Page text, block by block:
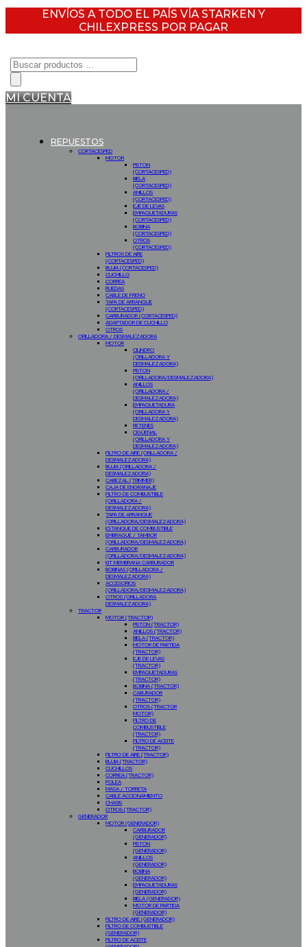
ENVÍOS A TODO EL PAÍS VÍA STARKEN Y
CHILEXPRESS POR PAGAR
Búsqueda
de
productos
MI CUENTA
REPUESTOS
CORTACESPED
MOTOR
PISTON
(CORTACESPED)
BIELA
(CORTACESPED)
ANILLOS
(CORTACESPED)
EJE DE LEVAS
EMPAQUETADURAS
(CORTACESPED)
BOBINA
(CORTACESPED)
OTROS
(CORTACESPED)
FILTROS DE AIRE
(CORTACESPED)
BUJIA (CORTACESPED)
CUCHILLO
CORREA
RUEDAS
CABLE DE FRENO
TAPA DE ARRANQUE
(CORTACESPED)
CARBURADOR (CORTACESPED)
ADAPTADOR DE CUCHILLO
OTROS
ORILLADORA / DESMALEZADORA
MOTOR
CILINDRO
(ORILLADORA Y
DESMALEZADORA)
PISTON
(ORILLADORA/DESMALEZADORA)
ANILLOS
(ORILLADORA /
DESMALEZADORA)
EMPAQUETADURA
(ORILLADORA Y
DESMALEZADORA)
RETENES
CIGÜEÑAL
(ORILLADORA Y
DESMALEZADORA)
FILTRO DE AIRE (ORILLADORA /
DESMALEZADORA)
BUJIA (ORILLADORA /
DESMALEZADORA)
CABEZAL (TRIMMER)
CAJA DE ENGRANAJE
FILTRO DE COMBUSTIBLE
(ORILLADORA /
DESMALEZADORA)
TAPA DE ARRANQUE
(ORILLADORA/DESMALEZADORA)
ESTANQUE DE COMBUSTIBLE
EMBRAGUE / TAMBOR
(ORILLADORA/DESMALEZADORA)
CARBURADOR
(ORILLADORA/DESMALEZADORA)
KIT MEMBRANA CARBURADOR
BOBINAS (ORILLADORA /
DESMALEZADORA)
ACCESORIOS
(ORILLADORA/DESMALEZADORA)
OTROS (ORILLADORA
DESMALEZADORA)
TRACTOR
MOTOR (TRACTOR)
PISTON (TRACTOR)
ANILLOS (TRACTOR)
BIELA (TRACTOR)
MOTOR DE PARTIDA
(TRACTOR)
EJE DE LEVAS
(TRACTOR)
EMPAQUETADURAS
(TRACTOR)
BOBINA (TRACTOR)
CABURADOR
(TRACTOR)
OTROS (TRACTOR
MOTOR)
FILTRO DE
COMBUSTIBLE
(TRACTOR)
FILTRO DE ACEITE
(TRACTOR)
FILTRO DE AIRE (TRACTOR)
BUJIA (TRACTOR)
CUCHILLOS
CORREA (TRACTOR)
POLEA
MASA / TORRETA
CABLE ACCIONAMIENTO
CHASIS
OTROS (TRACTOR)
GENERADOR
MOTOR (GENERADOR)
CARBURADOR
(GENERADOR)
PISTON
(GENERADOR)
ANILLOS
(GENERADOR)
BOBINA
(GENERADOR)
EMPAQUETADURAS
(GENERADOR)
BIELA (GENERADOR)
MOTOR DE PARTIDA
(GENERADOR)
FILTRO DE AIRE (GENERADOR)
FILTRO DE COMBUSTIBLE
(GENERADOR)
FILTRO DE ACEITE